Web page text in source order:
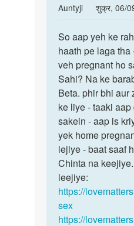
Auntyji
शुक्र, 06/
In
to
Mene
sex
krte
time
wife
k
by
Mukesh
So
aap
yeh
ke
rahe
hain
ki
So aap yeh ke
haath pe laga tha
veh pregnant ho
Sahi? Na ke
Beta. phir bhi aur
ke liye - taaki
sakein - aap is
yek home
lejiye - baat saaf
Chinta na
leejiye:
https://
sex
https://